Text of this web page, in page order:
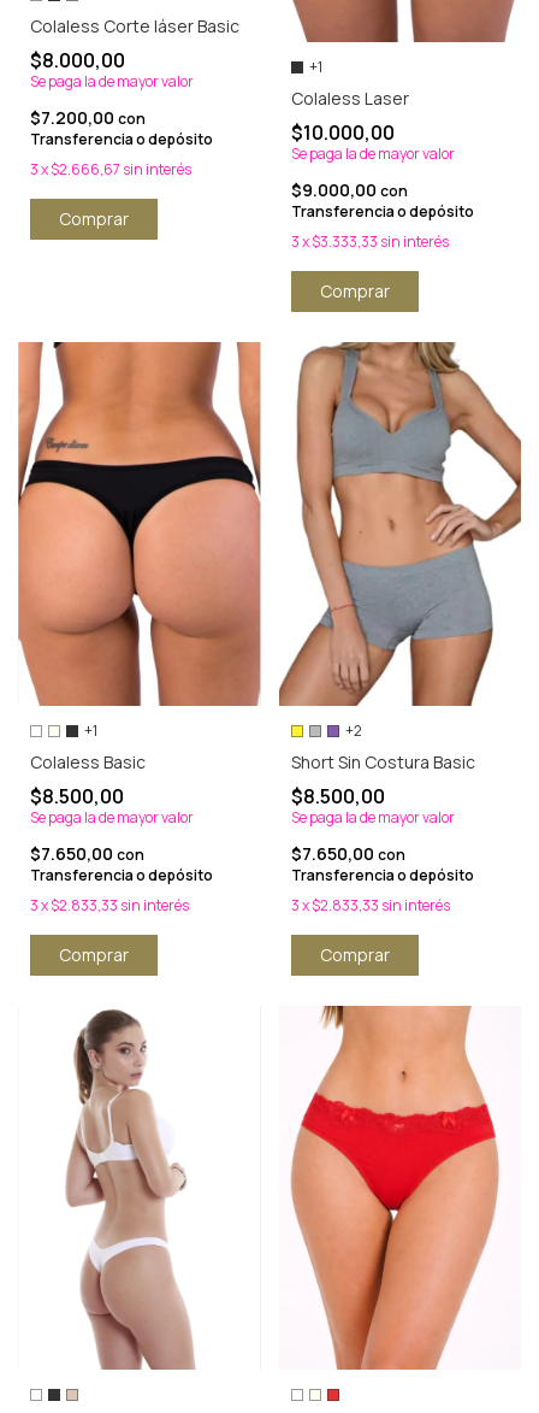
Colaless Corte láser Basic
$8.000,00
Se paga la de mayor valor
$7.200,00 con
Transferencia o depósito
3x$2.666,67 sin interés
Comprar
+1
Colaless Laser
$10.000,00
Se paga la de mayor valor
$9.000,00 con
Transferencia o depósito
3x$3.333,33 sin interés
Comprar
+1
Colaless Basic
$8.500,00
Se paga la de mayor valor
$7.650,00 con
Transferencia o depósito
3x$2.833,33 sin interés
Comprar
+2
Short Sin Costura Basic
$8.500,00
Se paga la de mayor valor
$7.650,00 con
Transferencia o depósito
3x$2.833,33 sin interés
Comprar